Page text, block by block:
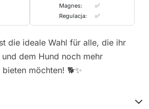
Magnes:
✅
Regulacja:
✅
die ideale Wahl für alle, die ihr
dem Hund noch mehr
möchten! 🐕✨